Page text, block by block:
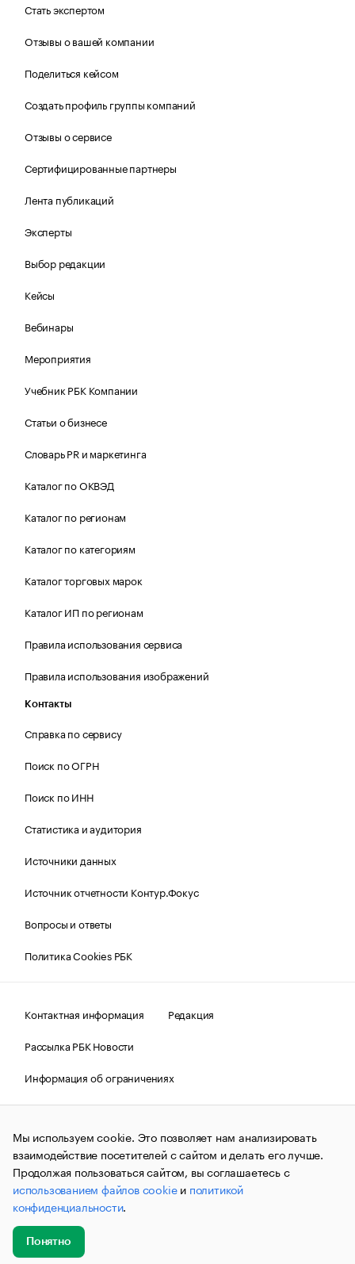
Стать экспертом
Отзывы о вашей компании
Поделиться кейсом
Создать профиль группы компаний
Отзывы о сервисе
Сертифицированные партнеры
Лента публикаций
Эксперты
Выбор редакции
Кейсы
Вебинары
Мероприятия
Учебник РБК Компании
Статьи о бизнесе
Словарь PR и маркетинга
Каталог по ОКВЭД
Каталог по регионам
Каталог по категориям
Каталог торговых марок
Каталог ИП по регионам
Правила использования сервиса
Правила использования изображений
Контакты
Справка по сервису
Поиск по ОГРН
Поиск по ИНН
Статистика и аудитория
Источники данных
Источник отчетности Контур.Фокус
Вопросы и ответы
Политика Cookies РБК
Контактная информация
Редакция
Рассылка РБК Новости
Информация об ограничениях
Правовая информация
О соблюдении авторских прав
© АО «РОСБИЗНЕСКОНСАЛТИНГ»,1995–2026.Сообщения
и материалы информационного агентства «РБК»
(зарегистрировано Федеральной службой по надзору в сфере
связи, информационных технологий и массовых
коммуникаций (Роскомнадзор) 09.12.2015 за номером ИА
№ФС77-63848) сопровождаются пометкой «РБК». Отдельные
публикации могут содержать информацию,
не предназначенную для пользователей
до 18 лет.
Мы используем cookie. Это позволяет нам анализировать
взаимодействие посетителей с сайтом и делать его лучше.
Продолжая пользоваться сайтом, вы соглашаетесь с
использованием файлов cookieи политикой
конфиденциальности.
Понятно